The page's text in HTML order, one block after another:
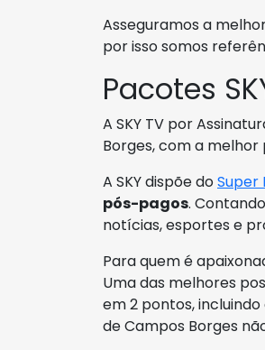
Asseguramos a
por isso somos
Pacotes
A SKY TV por
Borges, com a
A SKY dispõe doSuper
pós-pagos.
notícias, esportes e
Para quem é
Uma das melhores
em 2 pontos,
de Campos Borges